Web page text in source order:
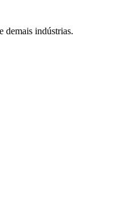
demais indústrias.